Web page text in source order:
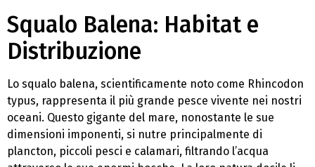
Squalo Balena: Habitat e
Distribuzione
Lo squalo balena, scientificamente noto come Rhincodon
typus, rappresenta il più grande pesce vivente nei nostri
oceani. Questo gigante del mare, nonostante le sue
dimensioni imponenti, si nutre principalmente di
plancton, piccoli pesci e calamari, filtrando l’acqua